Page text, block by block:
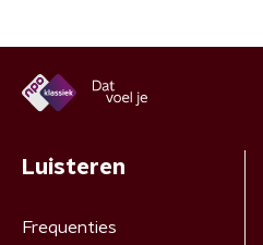
Luisteren
Frequenties